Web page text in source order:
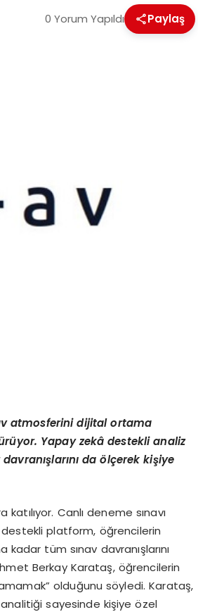
0 Yorum Yapıldı Paylaş
atmosferini dijital ortama
Yapay zekâ destekli analiz
daölçerek kişiye
Canlı deneme sınavı
platform, öğrencilerin
tüm sınav davranışlarını
Berkay Karataş, öğrencilerin
olduğunu söyledi. Karataş,
sayesinde kişiye özel